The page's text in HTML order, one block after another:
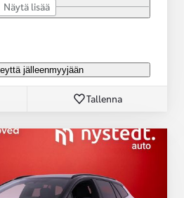
Näytä lisää
jälleenmyyjään
Tallenna